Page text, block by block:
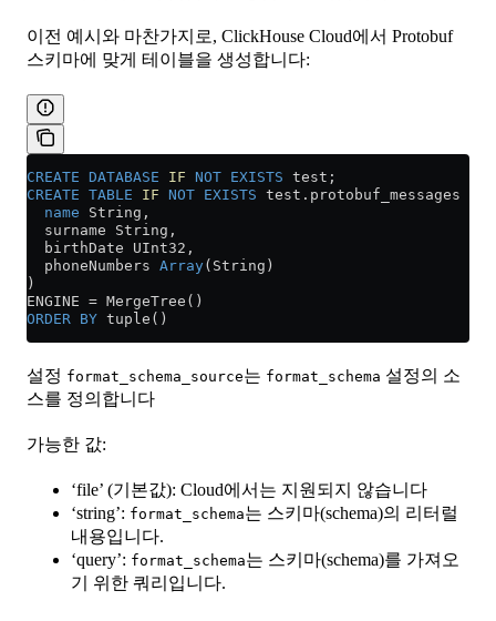
이전 예시와 마찬가지로, ClickHouse Cloud에서 Protobuf
스키마에 맞게 테이블을 생성합니다:
CREATE DATABASE IF NOT EXISTS test;
CREATE TABLE IF NOT EXISTS test . protobuf_messages
  name
String,
  surname String,
  birthDate UInt32,
  phoneNumbers
Array(String)
)
ENGINE = MergeTree()
ORDER BY tuple()
설정 format_schema_source는 format_schema 설정의 소
스를 정의합니다
가능한 값:
‘file’ (기본값): Cloud에서는 지원되지 않습니다
‘string’: format_schema는 스키마(schema)의 리터럴
내용입니다.
‘query’: format_schema는 스키마(schema)를 가져오
기 위한 쿼리입니다.